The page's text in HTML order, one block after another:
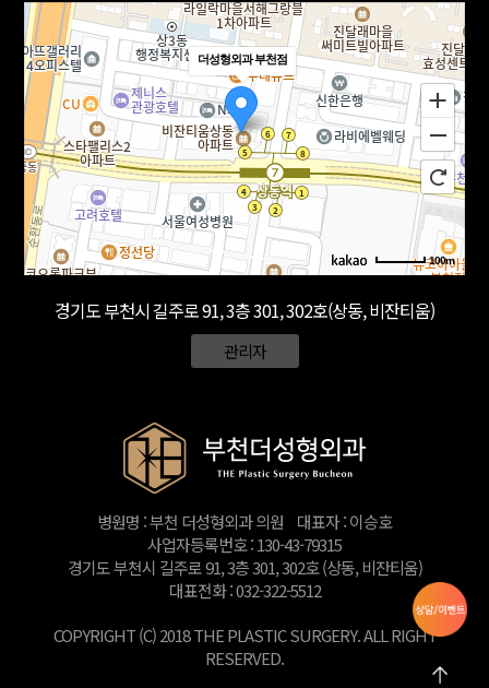
더성형외과 부천점
100m
경기도 부천시 길주로 91, 3층 301, 302호(상동, 비잔티움)
관리자
병원명 : 부천 더성형외과 의원
대표자 : 이승호
사업자등록번호 : 130-43-79315
경기도 부천시 길주로 91, 3층 301, 302호 (상동, 비잔티움)
대표전화 : 032-322-5512
COPYRIGHT (C) 2018 THE PLASTIC SURGERY. ALL RIGHT
RESERVED.